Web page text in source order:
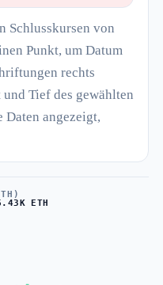
Schlusskursen von
Punkt, um Datum
rechts
Tief des gewählten
Daten angezeigt,
ETH